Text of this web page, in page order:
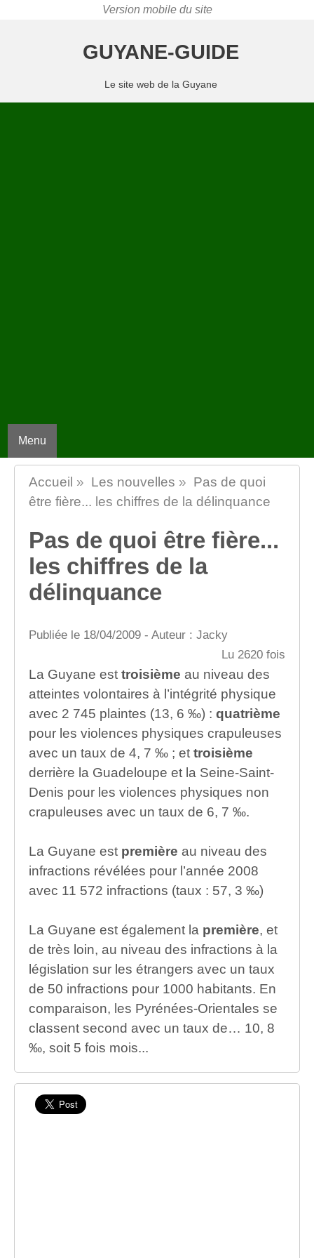
GUYANE-GUIDE
Le site web de la Guyane
Menu
Accueil » Les nouvelles » Pas de quoi
être fière... les chiffres de la délinquance
Pas de quoi être fière...
les chiffres de la
délinquance
Publiée le 18/04/2009 - Auteur : Jacky
Lu 2620 fois
La Guyane est troisième au niveau des
atteintes volontaires à l’intégrité physique
avec 2 745 plaintes (13, 6 ‰) : quatrième
pour les violences physiques crapuleuses
avec un taux de 4, 7 ‰ ; et troisième
derrière la Guadeloupe et la Seine-Saint-
Denis pour les violences physiques non
crapuleuses avec un taux de 6, 7 ‰.
La Guyane est première au niveau des
infractions révélées pour l’année 2008
avec 11 572 infractions (taux : 57, 3 ‰)
La Guyane est également la première, et
de très loin, au niveau des infractions à la
législation sur les étrangers avec un taux
de 50 infractions pour 1000 habitants. En
comparaison, les Pyrénées-Orientales se
classent second avec un taux de… 10, 8
‰, soit 5 fois mois...